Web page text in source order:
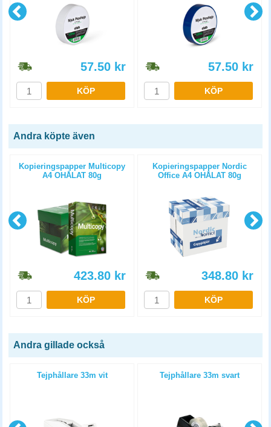
57.50 kr
KÖP
57.50 kr
KÖP
Andra köpte även
Kopieringspapper Multicopy
A4 OHÅLAT 80g
423.80 kr
KÖP
Kopieringspapper Nordic
Office A4 OHÅLAT 80g
348.80 kr
KÖP
Andra gillade också
Tejphållare 33m vit Tejphållare 33m svart